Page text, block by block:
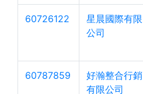
60726122
星晨國際有限
公司
60787859
好瀚整合行銷
有限公司